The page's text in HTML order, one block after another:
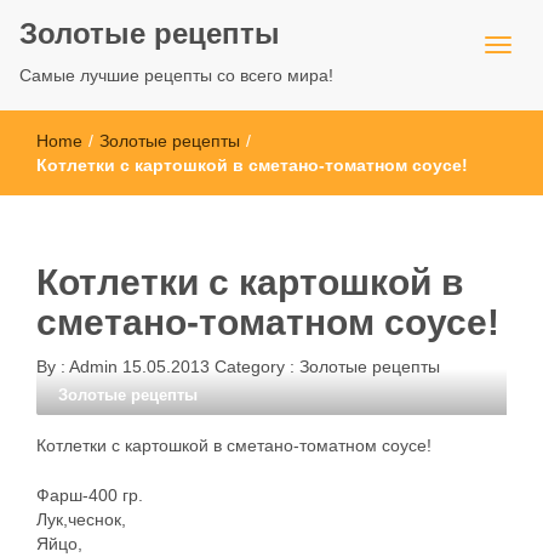
Золотые рецепты
Самые лучшие рецепты со всего мира!
Home / Золотые рецепты /
Котлетки с картошкой в сметано-томатном соусе!
Котлетки с картошкой в
сметано-томатном соусе!
By : Admin 15.05.2013 Category : Золотые рецепты
Золотые рецепты
Котлетки с картошкой в сметано-томатном соусе!
Фарш-400 гр.
Лук,чеснок,
Яйцо,